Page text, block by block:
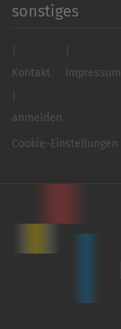
sonstiges
Kontakt Impressum
anmelden
Cookie-Einstellungen